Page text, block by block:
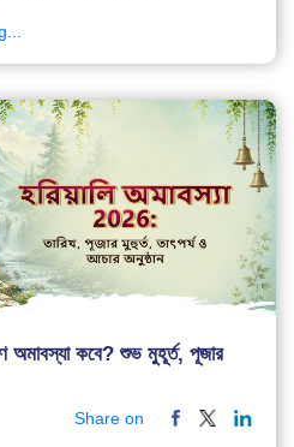
অমাবস্যা কবে? শুভ মুহূর্ত, পূজার
Share on